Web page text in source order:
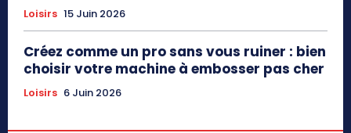
Loisirs 15 Juin 2026
Créez comme un pro sans vous ruiner : bien
choisir votre machine à embosser pas cher
Loisirs 6 Juin 2026